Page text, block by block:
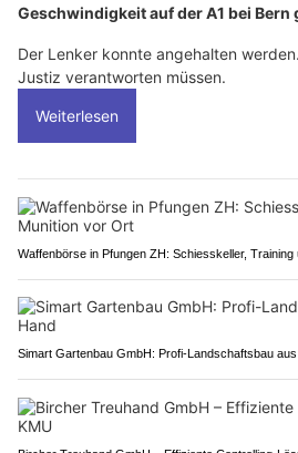
Geschwindigkeit auf der A1 bei Bern
Der Lenker konnte angehalten
Justiz verantworten müssen.
Weiterlesen
Waffenbörse in Pfungen ZH: Schiesskeller,
Simart Gartenbau GmbH: Profi-Landschaftsbau